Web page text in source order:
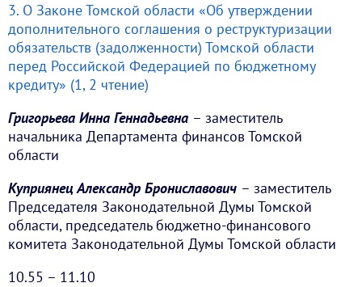
3. О Законе Томской области «Об утверждении
дополнительного соглашения о реструктуризации
обязательств (задолженности) Томской области
перед Российской Федерацией по бюджетному
кредиту» (1, 2 чтение)
Григорьева Инна Геннадьевна – заместитель
начальника Департамента финансов Томской
области
Куприянец Александр Брониславович – заместитель
Председателя Законодательной Думы Томской
области, председатель бюджетно-финансового
комитета Законодательной Думы Томской области
10.55 – 11.10